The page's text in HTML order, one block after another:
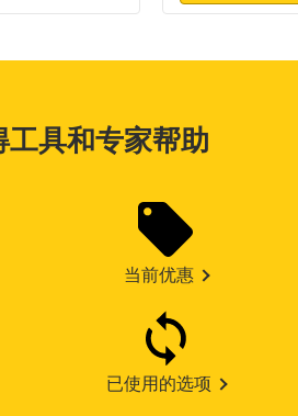
工具和专家帮助
当前优惠
已使用的选项